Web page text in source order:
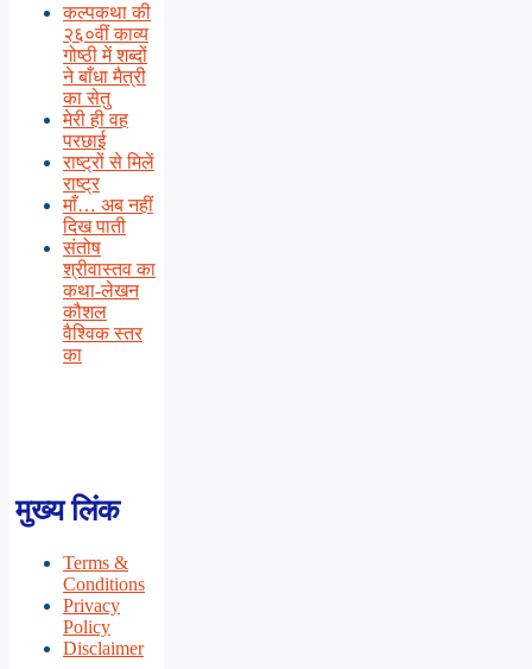
कल्पकथा की
२६०वीं काव्य
गोष्ठी में शब्दों
ने बाँधा मैत्री
का सेतु
मेरी ही वह
परछाई
राष्ट्रों से मिलें
राष्ट्र
माँ… अब नहीं
दिख पाती
संतोष
श्रीवास्तव का
कथा-लेखन
कौशल
वैश्विक स्तर
का
मुख्य लिंक
Terms &
Conditions
Privacy
Policy
Disclaimer